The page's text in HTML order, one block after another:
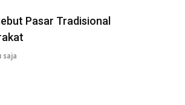
Pasar Tradisional
saja